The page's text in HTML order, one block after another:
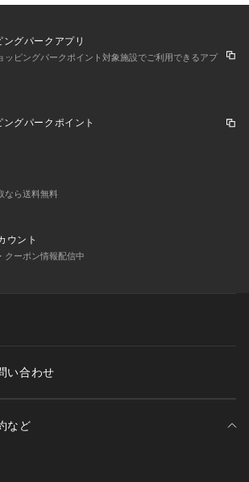
グパークアプリ
ッピングパークポイント対象施設でご利用できるアプ
グパークポイント
なら送料無料
ウント
クーポン情報配信中
い合わせ
など